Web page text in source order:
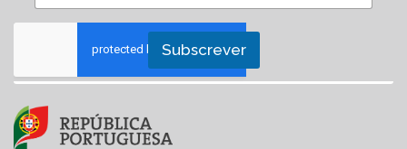
Subscrever